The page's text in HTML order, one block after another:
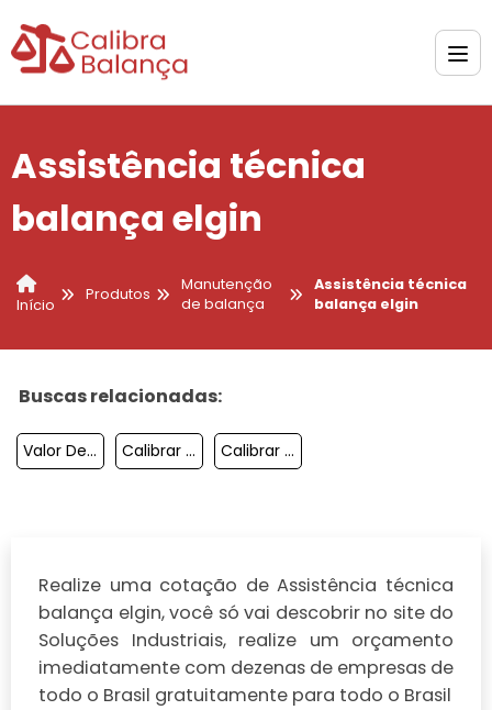
Assistência técnica
balança elgin
Início
Produtos
Manutenção
de balança
Assistência técnica
balança elgin
Buscas relacionadas:
Valor De Calibração De Balanças Eletrônicas Calibrar Balança Filizola Platina Calibrar Balança Digitron
Realize uma cotação de Assistência técnica
balança elgin, você só vai descobrir no site do
Soluções Industriais, realize um orçamento
imediatamente com dezenas de empresas de
todo o Brasil gratuitamente para todo o Brasil